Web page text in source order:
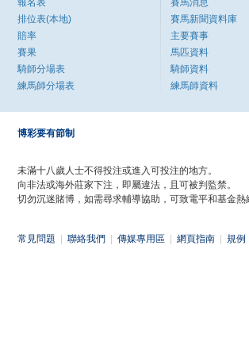
報名表
排位表(本地)
賠率
賽果
騎師分場表
練馬師分場表
賽馬消息
賽馬新聞資料庫
主要賽事
馬匹資料
騎師資料
練馬師資料
博彩要有節制
未滿十八歲人士不得投注或進入可投注的地方。
向非法或海外莊家下注，即屬違法，且可被判監禁。
切勿沉迷賭博，如需尋求輔導協助，可致電平和基金熱
常見問題 聯絡我們 傳媒專用區 網頁指南 規例